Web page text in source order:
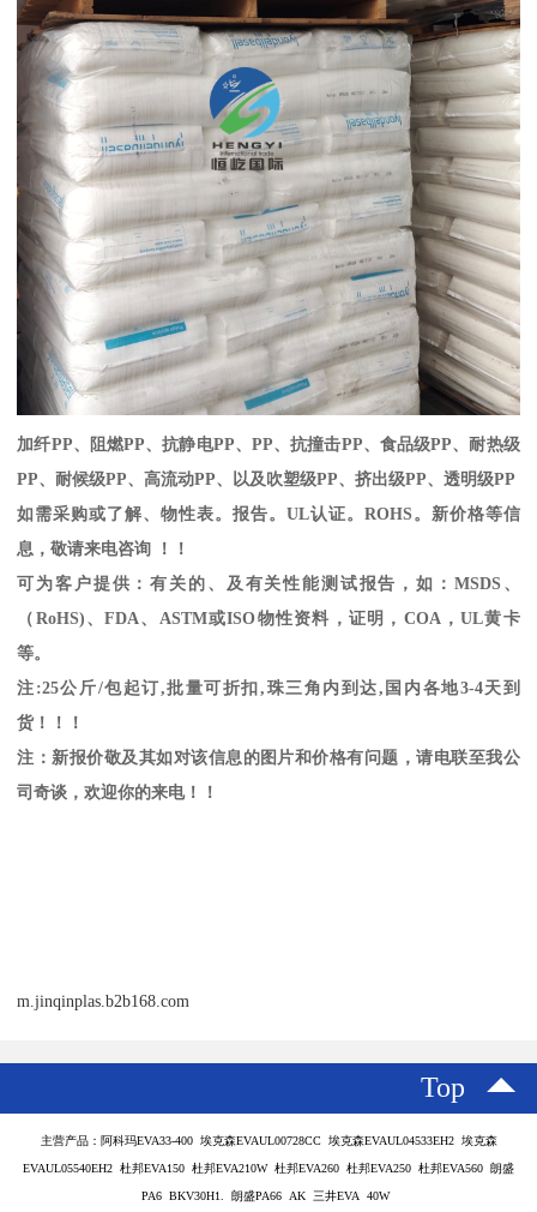
加纤PP、阻燃PP、抗静电PP、 PP、抗撞击PP、食品级PP、耐热级
PP、耐候级PP、高流动PP、以及吹塑级PP、挤出级PP、透明级PP
如需采购或了解、物性表。报告。 UL认证。 ROHS 。新价格等信
息，敬请来电咨询 ！！
可为客户提供：有关的、及有关性能测试报告，如： MSDS 、
（ RoHS) 、FDA、 ASTM或ISO物性资料，证明， COA，UL黄卡
等。
注 :25公斤/包起订,批量可折扣, 珠三角内到达, 国内各地3-4天到
货！！！
注：新报价敬及其如对该信息的图片和价格有问题，请电联至我公
司奇谈，欢迎你的来电！！
m.jinqinplas.b2b168.com
Top
主营产品：阿科玛EVA33-400 埃克森EVAUL00728CC 埃克森EVAUL04533EH2 埃克森
EVAUL05540EH2 杜邦EVA150 杜邦EVA210W 杜邦EVA260 杜邦EVA250 杜邦EVA560 朗盛
PA6 BKV30H1. 朗盛PA66 AK 三井EVA 40W